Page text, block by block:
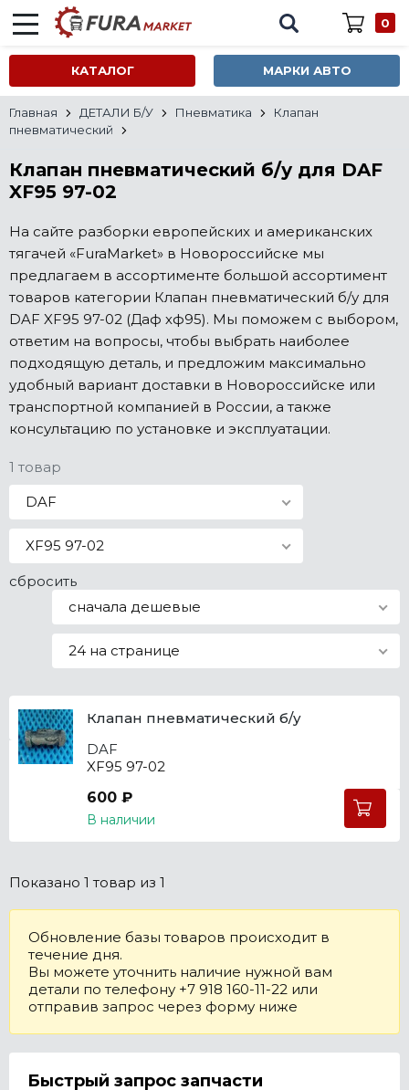
0
КАТАЛОГ МАРКИ АВТО
Все марки
Главная ДЕТАЛИ Б/У Пневматика
Клапан
пневматический
Клапан пневматический б/у для DAF
XF95 97-02
На сайте разборки европейских и американских
тягачей «FuraMarket» в Новороссийске мы
предлагаем в ассортименте большой ассортимент
товаров категории Клапан пневматический б/у для
DAF XF95 97-02 (Даф хф95). Мы поможем с выбором,
ответим на вопросы, чтобы выбрать наиболее
подходящую деталь, и предложим максимально
удобный вариант доставки в Новороссийске или
транспортной компанией в России, а также
консультацию по установке и эксплуатации.
1 товар
DAF
XF95 97-02
сбросить
сначала дешевые
24 на странице
Клапан пневматический б/у
DAF
XF95 97-02
600 ₽
В наличии
Показано 1 товар из 1
Обновление базы товаров происходит в
течение дня.
Вы можете уточнить наличие нужной вам
детали по телефону +7 918 160-11-22 или
отправив запрос через форму ниже
Быстрый запрос запчасти